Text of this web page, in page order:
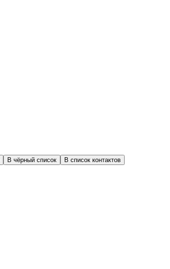
В чёрный список В список контактов